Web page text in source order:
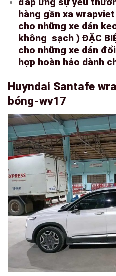
hàng gần xa
cho những xe dán
không sạch ) ĐẶC
cho những xe dán
hợp hoàn hảo dành
Huyndai Santafe
bóng-wv17